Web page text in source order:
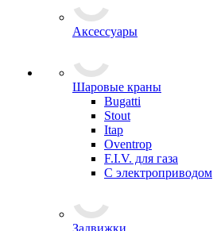
Аксессуары
Шаровые краны
Bugatti
Stout
Itap
Oventrop
F.I.V. для газа
С электроприводом
Задвижки